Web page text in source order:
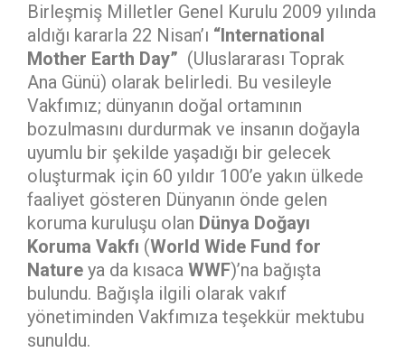
Birleşmiş Milletler Genel Kurulu 2009 yılında
aldığı kararla 22 Nisan’ı “International
Mother Earth Day” (Uluslararası Toprak
Ana Günü) olarak belirledi. Bu vesileyle
Vakfımız; dünyanın doğal ortamının
bozulmasını durdurmak ve insanın doğayla
uyumlu bir şekilde yaşadığı bir gelecek
oluşturmak için 60 yıldır 100’e yakın ülkede
faaliyet gösteren Dünyanın önde gelen
koruma kuruluşu olan Dünya Doğayı
Koruma Vakfı (World Wide Fund for
Nature ya da kısaca WWF)’na bağışta
bulundu. Bağışla ilgili olarak vakıf
yönetiminden Vakfımıza teşekkür mektubu
sunuldu.